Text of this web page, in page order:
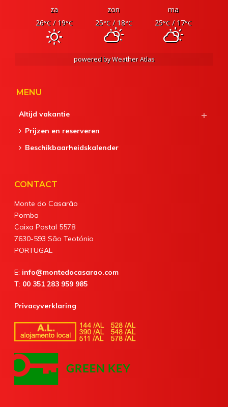
za zon
ma
26°C/ 19°C 25°C/ 18°C 25°C/ 17°C
powered byWeather Atlas
MENU
Altijd vakantie
Prijzen en reserveren
Beschikbaarheidskalender
CONTACT
Monte do Casarão
Pomba
Caixa Postal 5578
7630-593 São Teotónio
PORTUGAL
E: info@montedocasarao.com
T: 00 351 283 959 985
Privacyverklaring